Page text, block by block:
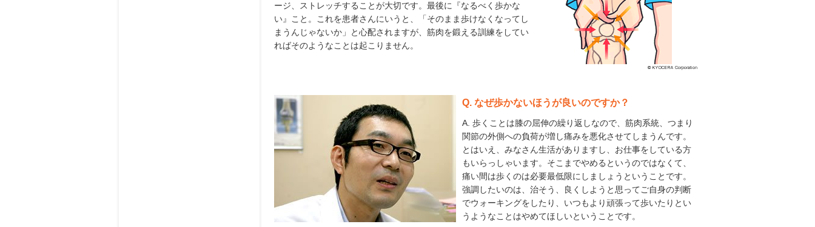
ージ、ストレッチすることが大切です。最後に『なるべく歩かな
い』こと。これを患者さんにいうと、「そのまま歩けなくなってし
まうんじゃないか」と心配されますが、筋肉を鍛える訓練をしてい
ればそのようなことは起こりません。
Q. なぜ歩かないほうが良いのですか？
A. 歩くことは膝の屈伸の繰り返しなので、筋肉系統、つまり
関節の外側への負荷が増し痛みを悪化させてしまうんです。
とはいえ、みなさん生活がありますし、お仕事をしている方
もいらっしゃいます。そこまでやめるというのではなくて、
痛い間は歩くのは必要最低限にしましょうということです。
強調したいのは、治そう、良くしようと思ってご自身の判断
でウォーキングをしたり、いつもより頑張って歩いたりとい
うようなことはやめてほしいということです。